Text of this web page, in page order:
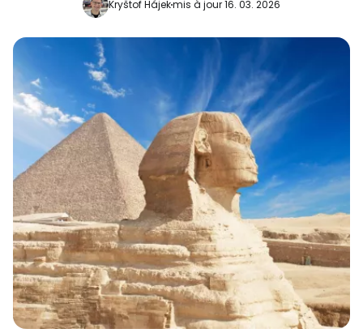
Kryštof Hájekmis à jour 16. 03. 2026
Poursuivre avec le courrier
électronique